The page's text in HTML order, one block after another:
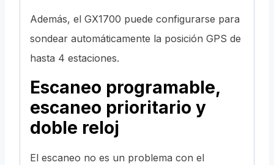
Además, el GX1700 puede configurarse para
sondear automáticamente la posición GPS de
hasta 4 estaciones.
Escaneo programable,
escaneo prioritario y
doble reloj
El escaneo no es un problema con el